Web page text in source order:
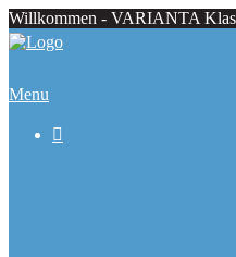
Willkommen - VARIANTA
Menu
